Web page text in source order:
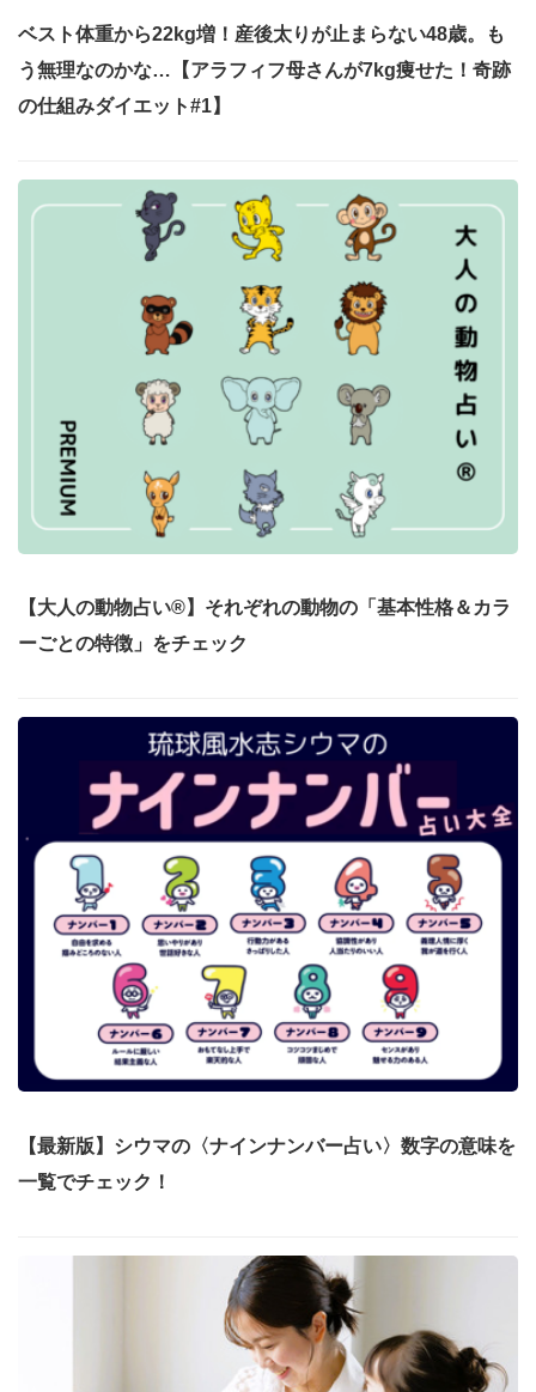
ベスト体重から22kg増！産後太りが止まらない48歳。も
う無理なのかな…【アラフィフ母さんが7kg痩せた！奇跡
の仕組みダイエット#1】
【大人の動物占い®】それぞれの動物の「基本性格＆カラ
ーごとの特徴」をチェック
【最新版】シウマの〈ナインナンバー占い〉数字の意味を
一覧でチェック！